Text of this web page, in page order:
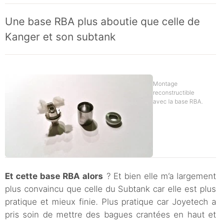
Une base RBA plus aboutie que celle de
Kanger et son subtank
Montage
reconstructible
avec la base RBA.
Et cette base RBA alors ? Et bien elle m’a largement
plus convaincu que celle du Subtank car elle est plus
pratique et mieux finie. Plus pratique car Joyetech a
pris soin de mettre des bagues crantées en haut et